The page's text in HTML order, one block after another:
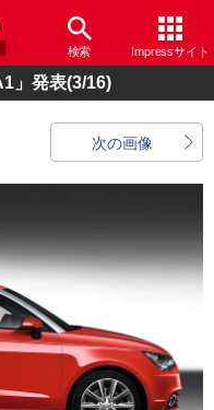
検索 Impressサイト
」発表(3/16)
次の画像